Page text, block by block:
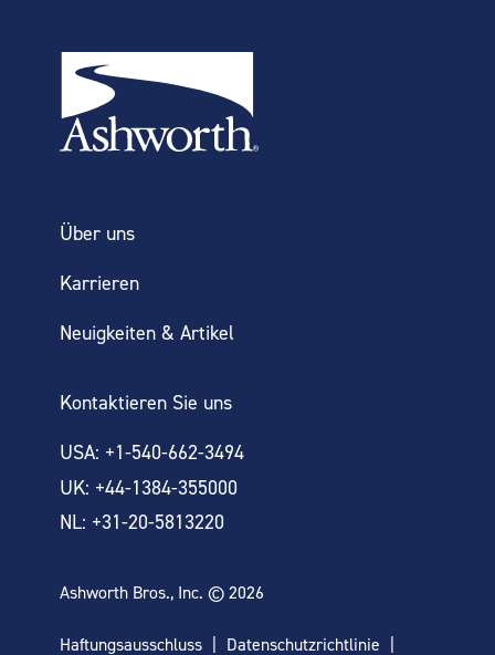
Über uns
Karrieren
Neuigkeiten & Artikel
Kontaktieren Sie uns
USA: +1-540-662-3494
UK: +44-1384-355000
NL: +31-20-5813220
Ashworth Bros., Inc. © 2026
Haftungsausschluss Datenschutzrichtlinie